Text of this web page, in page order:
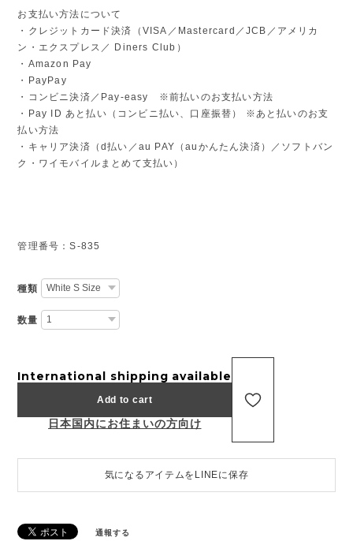
お支払い方法について
・クレジットカード決済（VISA／Mastercard／JCB／アメリカ
ン・エクスプレス／ Diners Club）
・Amazon Pay
・PayPay
・コンビニ決済／Pay-easy ※前払いのお支払い方法
・Pay ID あと払い（コンビニ払い、口座振替） ※あと払いのお支
払い方法
・キャリア決済（d払い／au PAY（auかんたん決済）／ソフトバン
ク・ワイモバイルまとめて支払い）
管理番号：S-835
種類
数量
International shipping available
Add to cart
日本国内にお住まいの方向け
気になるアイテムをLINEに保存
通報する